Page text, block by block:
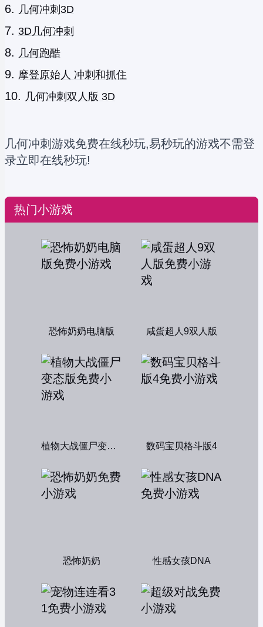
几何冲刺3D
3D几何冲刺
几何跑酷
摩登原始人 冲刺和抓住
几何冲刺双人版 3D
几何冲刺游戏免费在线秒玩,易秒玩的游戏不需登
录立即在线秒玩!
热门小游戏
恐怖奶奶电脑版 咸蛋超人9双人版
植物大战僵尸变态版 数码宝贝格斗版4
恐怖奶奶 性感女孩DNA